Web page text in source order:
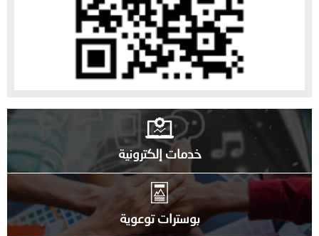
خدمات إلكترونية
بوسترات توعوية